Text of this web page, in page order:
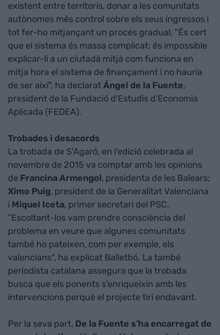
existent entre territoris, donar a les comunitats
autònomes més control sobre els seus ingressos i
tot fer-ho mitjançant un procés gradual. "És cert
que el sistema és massa complicat: és impossible
explicar-li a un ciutadà mitjà com funciona en
mitja hora el sistema de finançament i no hauria
de ser així", ha declaratÁngel de la Fuente,
president de la Fundació d'Estudis d'Economia
Aplicada (FEDEA).
Trobades i desacords
La trobada de S'Agaró, en l'edició celebrada al
novembre de 2015 va comptar amb les opinions
de Francina Armengol, presidenta de les Balears;
Ximo Puig, president de la Generalitat Valenciana
i Miquel Iceta, primer secretari del PSC.
"Escoltant-los vam prendre consciència del
problema en veure que algunes comunitats
també ho pateixen, com per exemple, els
valencians", ha explicat Balletbó. La també
periodista catalana assegura que la trobada
busca que els ponents s'enriqueixin amb les
intervencions perquè el projecte tiri endavant.
Per la seva part, De la Fuente s'ha encarregat de